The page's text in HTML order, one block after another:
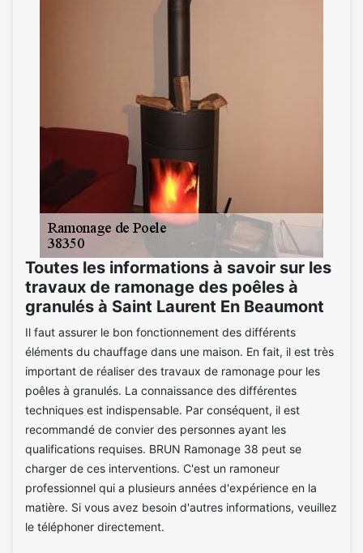
Toutes les informations à savoir sur les
travaux de ramonage des poêles à
granulés à Saint Laurent En Beaumont
Il faut assurer le bon fonctionnement des différents
éléments du chauffage dans une maison. En fait, il est très
important de réaliser des travaux de ramonage pour les
poêles à granulés. La connaissance des différentes
techniques est indispensable. Par conséquent, il est
recommandé de convier des personnes ayant les
qualifications requises. BRUN Ramonage 38 peut se
charger de ces interventions. C'est un ramoneur
professionnel qui a plusieurs années d'expérience en la
matière. Si vous avez besoin d'autres informations, veuillez
le téléphoner directement.